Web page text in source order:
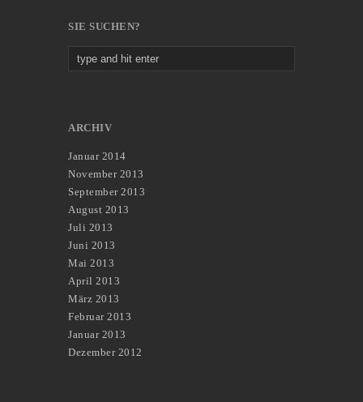
SIE SUCHEN?
ARCHIV
Januar 2014
November 2013
September 2013
August 2013
Juli 2013
Juni 2013
Mai 2013
April 2013
März 2013
Februar 2013
Januar 2013
Dezember 2012